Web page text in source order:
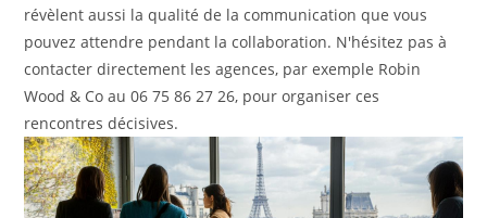
révèlent aussi la qualité de la communication que vous
pouvez attendre pendant la collaboration. N'hésitez pas à
contacter directement les agences, par exemple Robin
Wood & Co au 06 75 86 27 26, pour organiser ces
rencontres décisives.